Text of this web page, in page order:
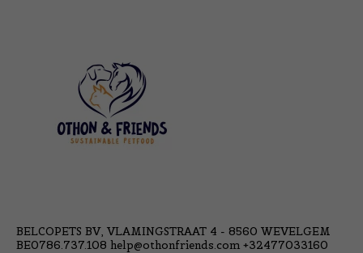
BELCOPETS BV, VLAMINGSTRAAT 4 - 8560 WEVELGEM
BE0786.737.108 help@othonfriends.com +32477033160